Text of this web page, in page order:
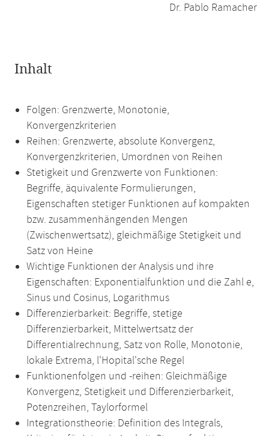
Dr. Pablo Ramacher
Inhalt
Folgen: Grenzwerte, Monotonie,
Konvergenzkriterien
Reihen: Grenzwerte, absolute Konvergenz,
Konvergenzkriterien, Umordnen von Reihen
Stetigkeit und Grenzwerte von Funktionen:
Begriffe, äquivalente Formulierungen,
Eigenschaften stetiger Funktionen auf kompakten
bzw. zusammenhängenden Mengen
(Zwischenwertsatz), gleichmäßige Stetigkeit und
Satz von Heine
Wichtige Funktionen der Analysis und ihre
Eigenschaften: Exponentialfunktion und die Zahl e,
Sinus und Cosinus, Logarithmus
Differenzierbarkeit: Begriffe, stetige
Differenzierbarkeit, Mittelwertsatz der
Differentialrechnung, Satz von Rolle, Monotonie,
lokale Extrema, l'Hopital'sche Regel
Funktionenfolgen und -reihen: Gleichmäßige
Konvergenz, Stetigkeit und Differenzierbarkeit,
Potenzreihen, Taylorformel
Integrationstheorie: Definition des Integrals,